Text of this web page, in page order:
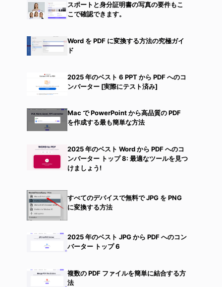
スポートと身分証明書の写真の要件もこ
こで確認できます。
Word を PDF に変換する方法の究極ガイ
ド
2025 年のベスト 6 PPT から PDF へのコ
ンバーター [実際にテスト済み]
Mac で PowerPoint から高品質の PDF
を作成する最も簡単な方法
2025 年のベスト Word から PDF へのコ
ンバーター トップ 8: 最適なツールを見つ
けましょう!
すべてのデバイスで無料で JPG を PNG
に変換する方法
2025 年のベスト JPG から PDF へのコン
バーター トップ 6
複数の PDF ファイルを簡単に結合する方
法